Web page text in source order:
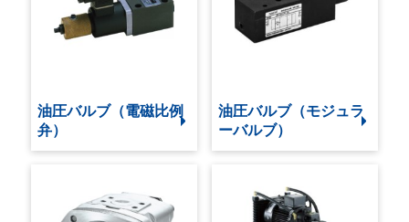
油圧バルブ（電磁比例
弁）
油圧バルブ（モジュラ
ーバルブ）